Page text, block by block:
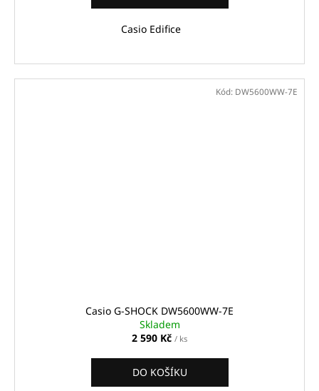
Casio Edifice
Casio G-SHOCK DW5600WW-7E
Skladem
2 590 Kč / ks
DO KOŠÍKU
Kód: DW5600WW-7E